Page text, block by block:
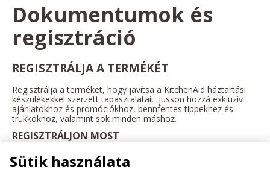
Dokumentumok és
regisztráció
REGISZTRÁLJA A TERMÉKÉT
Regisztrálja a terméket, hogy javítsa a KitchenAid háztartási
készülékekkel szerzett tapasztalatait: jusson hozzá exkluzív
ajánlatokhoz és promóciókhoz, bennfentes tippekhez és
trükkökhöz, valamint sok minden máshoz.
REGISZTRÁLJON MOST
Sütik használata